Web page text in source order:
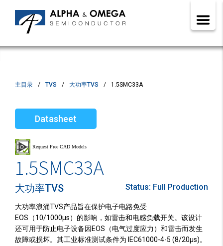
主目录 TVS 大功率TVS 1.5SMC33A
Datasheet
1.5SMC33A
大功率TVS Status: Full Production
大功率浪涌TVS产品旨在保护电子电路免受
EOS（10/1000µs）的影响，如雷击和电感负载开关。该设计
还可用于防止电子设备因EOS（电气过度应力）和雷击而发生
故障或损坏。其工业标准测试条件为 IEC61000-4-5 (8/20µs)。